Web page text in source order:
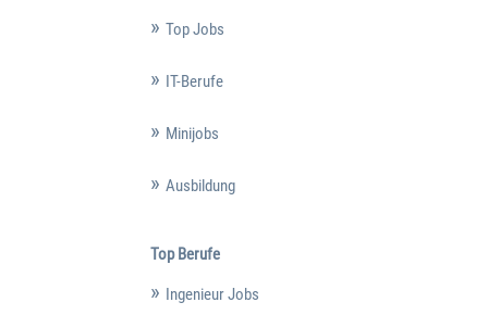
Top Jobs
IT-Berufe
Minijobs
Ausbildung
Top Berufe
Ingenieur Jobs